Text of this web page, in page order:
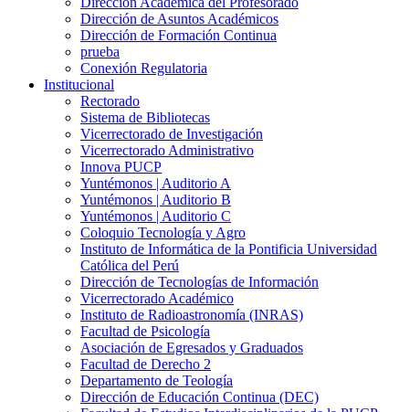
Dirección de Asuntos Académicos
Dirección de Formación Continua
prueba
Conexión Regulatoria
Institucional
Rectorado
Sistema de Bibliotecas
Vicerrectorado de Investigación
Vicerrectorado Administrativo
Innova PUCP
Yuntémonos | Auditorio A
Yuntémonos | Auditorio B
Yuntémonos | Auditorio C
Coloquio Tecnología y Agro
Instituto de Informática de la Pontificia Universidad
Católica del Perú
Dirección de Tecnologías de Información
Vicerrectorado Académico
Instituto de Radioastronomía (INRAS)
Facultad de Psicología
Asociación de Egresados y Graduados
Facultad de Derecho 2
Departamento de Teología
Dirección de Educación Continua (DEC)